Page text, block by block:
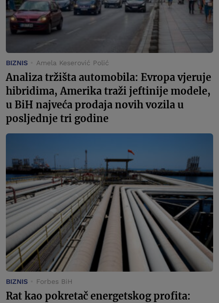
BIZNIS Amela Keserović Polić
Analiza tržišta automobila: Evropa vjeruje
hibridima, Amerika traži jeftinije modele,
u BiH najveća prodaja novih vozila u
posljednje tri godine
BIZNIS Forbes BiH
Rat kao pokretač energetskog profita: